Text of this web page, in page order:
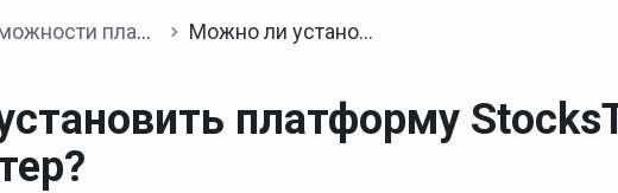
платформы Можно ли установить платформу StocksTrader на компьютер?
платформу